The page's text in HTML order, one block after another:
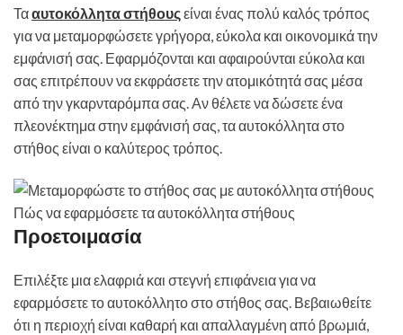
Τααυτοκόλλητα στήθουςείναι ένας πολύ καλός τρόπος
για να μεταμορφώσετε γρήγορα, εύκολα και οικονομικά την
εμφάνισή σας. Εφαρμόζονται και αφαιρούνται εύκολα και
σας επιτρέπουν να εκφράσετε την ατομικότητά σας μέσα
από την γκαρνταρόμπα σας. Αν θέλετε να δώσετε ένα
πλεονέκτημα στην εμφάνισή σας, τα αυτοκόλλητα στο
στήθος είναι ο καλύτερος τρόπος.
Πώς να εφαρμόσετε τα αυτοκόλλητα στήθους
Προετοιμασία
Επιλέξτε μια ελαφριά και στεγνή επιφάνεια για να
εφαρμόσετε το αυτοκόλλητο στο στήθος σας. Βεβαιωθείτε
ότι η περιοχή είναι καθαρή και απαλλαγμένη από βρωμιά,